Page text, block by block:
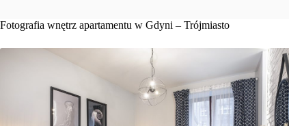
Fotografia wnętrz apartamentu w Gdyni – Trójmiasto